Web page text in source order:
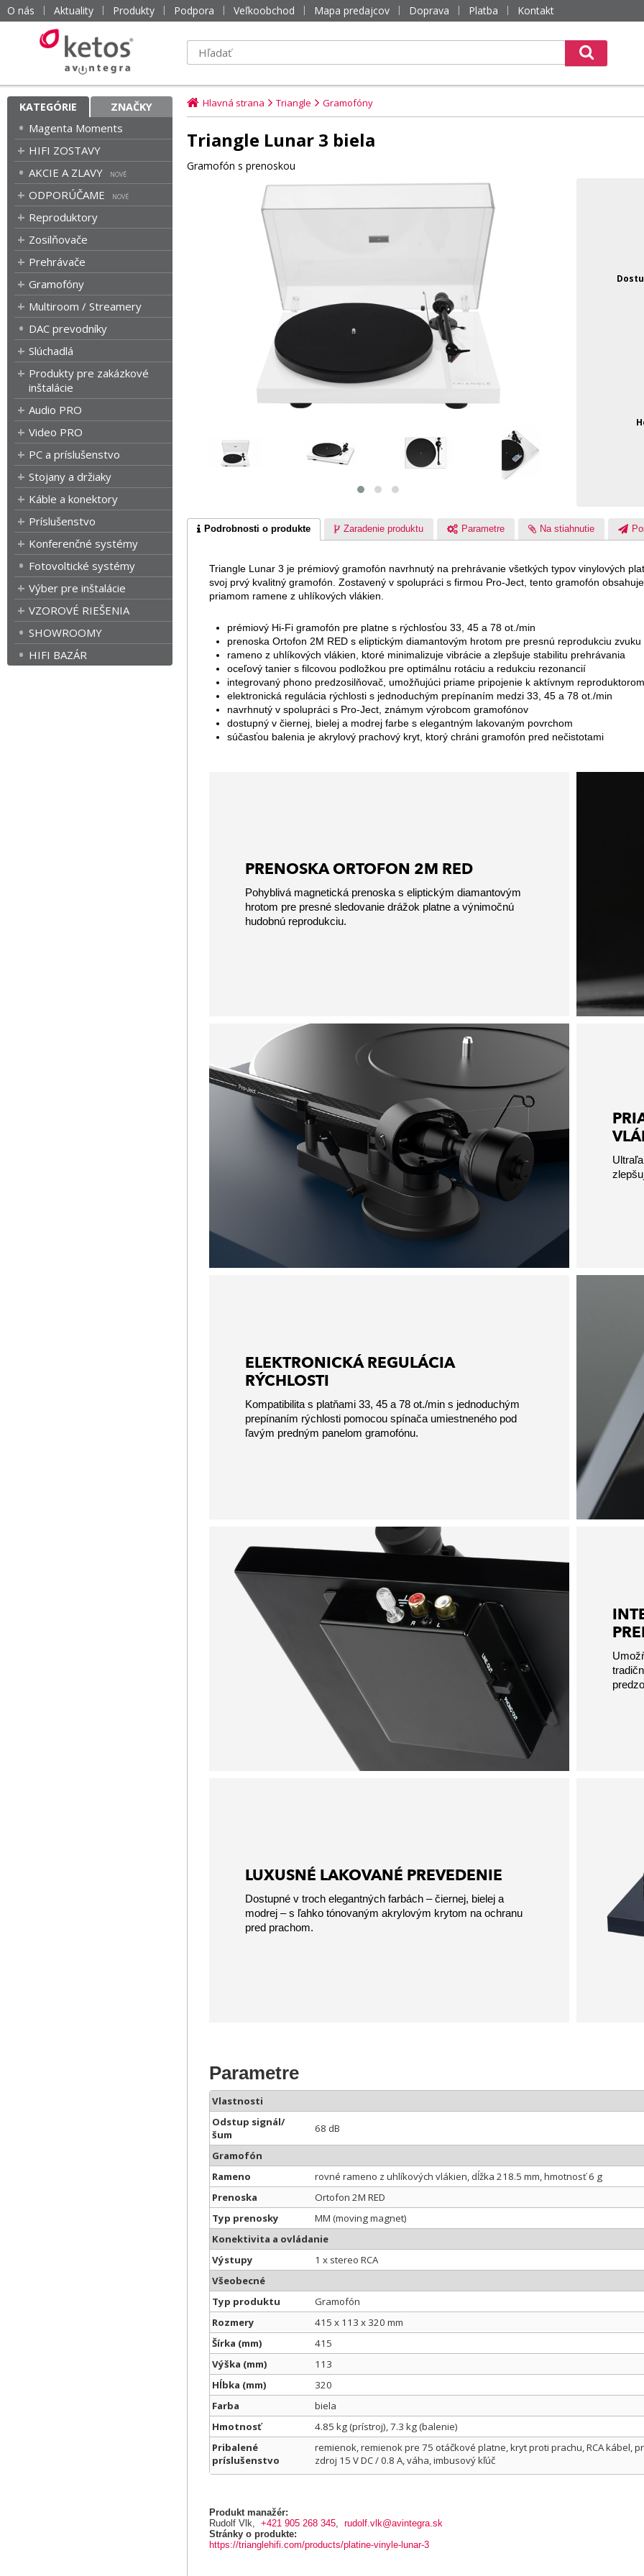
O nás Aktuality Produkty Podpora Veľkoobchod Mapa predajcov Doprava Platba Kontakt
KATEGÓRIE ZNAČKY
Magenta Moments
HIFI ZOSTAVY
AKCIE A ZLAVY
ODPORÚČAME
Reproduktory
Zosilňovače
Prehrávače
Gramofóny
Multiroom / Streamery
DAC prevodníky
Slúchadlá
Produkty pre zakázkové
inštalácie
Audio PRO
Video PRO
PC a príslušenstvo
Stojany a držiaky
Káble a konektory
Príslušenstvo
Konferenčné systémy
Fotovoltické systémy
Výber pre inštalácie
VZOROVÉ RIEŠENIA
SHOWROOMY
HIFI BAZÁR
Hlavná strana Triangle Gramofóny
Triangle Lunar 3 biela
Gramofón s prenoskou
Podrobnosti o produkte Zaradenie produktu Parametre Na stiahnutie
Triangle Lunar 3 je prémiový gramofón navrhnutý na prehrávanie všetkých typov vinylových
svoj prvý kvalitný gramofón. Zostavený v spolupráci s firmou Pro-Ject, tento gramofón
priamom ramene z uhlíkových vlákien.
prémiový Hi-Fi gramofón pre platne s rýchlosťou 33, 45 a 78 ot./min
prenoska Ortofon 2M RED s eliptickým diamantovým hrotom pre presnú reprodukciu zvuku
rameno z uhlíkových vlákien, ktoré minimalizuje vibrácie a zlepšuje stabilitu prehrávania
oceľový tanier s filcovou podložkou pre optimálnu rotáciu a redukciu rezonancií
integrovaný phono predzosilňovač, umožňujúci priame pripojenie k aktívnym reproduktorom
elektronická regulácia rýchlosti s jednoduchým prepínaním medzi 33, 45 a 78 ot./min
navrhnutý v spolupráci s Pro-Ject, známym výrobcom gramofónov
dostupný v čiernej, bielej a modrej farbe s elegantným lakovaným povrchom
súčasťou balenia je akrylový prachový kryt, ktorý chráni gramofón pred nečistotami
PRENOSKA ORTOFON 2M RED
Pohyblivá magnetická prenoska s eliptickým diamantovým
hrotom pre presné sledovanie drážok platne a výnimočnú
hudobnú reprodukciu.
ELEKTRONICKÁ REGULÁCIA
RÝCHLOSTI
Kompatibilita s platňami 33, 45 a 78 ot./min s jednoduchým
prepínaním rýchlosti pomocou spínača umiestneného pod
ľavým predným panelom gramofónu.
LUXUSNÉ LAKOVANÉ PREVEDENIE
Dostupné v troch elegantných farbách – čiernej, bielej a
modrej – s ľahko tónovaným akrylovým krytom na ochranu
pred prachom.
Parametre
Vlastnosti
Odstup signál/
šum
68 dB
Gramofón
Rameno
rovné rameno z uhlíkových vlákien, dĺžka 218.5 mm, hmotnosť 6 g
Prenoska
Ortofon 2M RED
Typ prenosky
MM (moving magnet)
Konektivita a ovládanie
Výstupy
1 x stereo RCA
Všeobecné
Typ produktu
Gramofón
Rozmery
415 x 113 x 320 mm
Šírka (mm)
415
Výška (mm)
113
Hĺbka (mm)
320
Farba
biela
Hmotnosť
4.85 kg (prístroj), 7.3 kg (balenie)
Pribalené
príslušenstvo
remienok, remienok pre 75 otáčkové platne, kryt proti prachu, RCA kábel,
zdroj 15 V DC / 0.8 A, váha, imbusový kľúč
Produkt manažér:
Rudolf Vlk, +421 905 268 345, rudolf.vlk@avintegra.sk
Stránky o produkte:
https://trianglehifi.com/products/platine-vinyle-lunar-3